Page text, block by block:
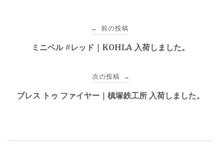
← 前の投稿
ミニベル #レッド｜KOHLA 入荷しました。
次の投稿 →
ブレス トゥ ファイヤー｜槙塚鉄工所 入荷しました。